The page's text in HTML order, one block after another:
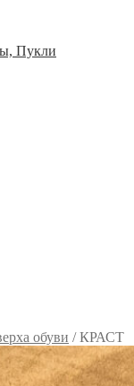
Пукли
обуви /КРАСТ